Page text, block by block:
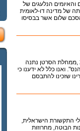
הנלעגים של
של מדינה דו-לאומית
שלום אשר בבסיסו
פטירתה של ענת גוב ז"ל ב- 9 דצמבר 2012 ,ממחלת הסרטן נתנה
ואנו כלל לא ידענו כי
שזכינו להתבסם
התקשורת הישראלית,
הבוטה, מחרוזות